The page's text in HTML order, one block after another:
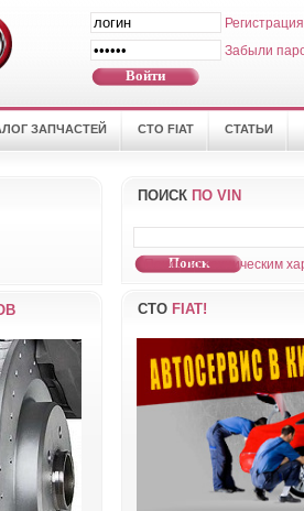
Регистрация
Забыли
ЗАПЧАСТЕЙ СТО FIAT СТАТЬИ
ПОИСК ПО VIN
Поиск по техническим
СТО FIAT!